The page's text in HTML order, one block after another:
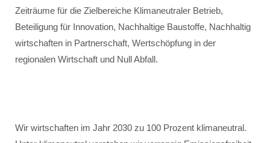
Zeiträume für die Zielbereiche Klimaneutraler Betrieb,
Beteiligung für Innovation, Nachhaltige Baustoffe, Nachhaltig
wirtschaften in Partnerschaft, Wertschöpfung in der
regionalen Wirtschaft und Null Abfall.
Wir wirtschaften im Jahr 2030 zu 100 Prozent klimaneutral.